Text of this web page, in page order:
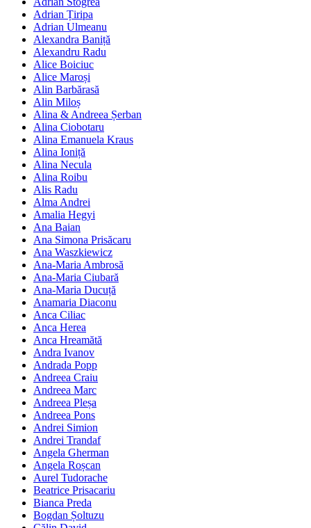
Adrian Țiripa
Adrian Ulmeanu
Alexandra Baniță
Alexandru Radu
Alice Boiciuc
Alice Maroși
Alin Barbărasă
Alin Miloș
Alina & Andreea Șerban
Alina Ciobotaru
Alina Emanuela Kraus
Alina Ioniță
Alina Necula
Alina Roibu
Alis Radu
Alma Andrei
Amalia Hegyi
Ana Baian
Ana Simona Prisăcaru
Ana Waszkiewicz
Ana-Maria Ambrosă
Ana-Maria Ciubară
Ana-Maria Ducuță
Anamaria Diaconu
Anca Ciliac
Anca Herea
Anca Hreamătă
Andra Ivanov
Andrada Popp
Andreea Craiu
Andreea Marc
Andreea Pleșa
Andreea Pons
Andrei Simion
Andrei Trandaf
Angela Gherman
Angela Roșcan
Aurel Tudorache
Beatrice Prisacariu
Bianca Preda
Bogdan Șoltuzu